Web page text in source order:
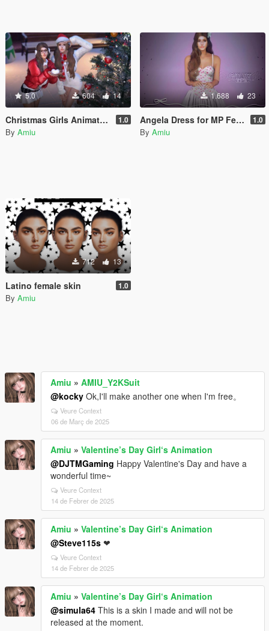
5.0 604 14
Christmas Girls Animation 1.0
By Amiu
1.688 23
Angela Dress for MP Female 1.0
By Amiu
712 13
Latino female skin 1.0
By Amiu
Amiu » AMIU_Y2KSuit
@kocky Ok,I'll make another one when I'm free。
Veure Context
06 de Març de 2025
Amiu » Valentine’s Day Girl‘s Animation
@DJTMGaming Happy Valentine's Day and have a
wonderful time~
Veure Context
14 de Febrer de 2025
Amiu » Valentine’s Day Girl‘s Animation
@Steve115s ❤
Veure Context
14 de Febrer de 2025
Amiu » Valentine’s Day Girl‘s Animation
@simula64 This is a skin I made and will not be
released at the moment.